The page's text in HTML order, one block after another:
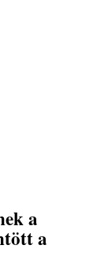
a
a